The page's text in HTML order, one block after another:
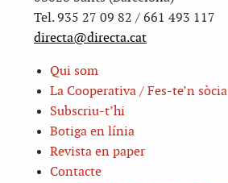
Tel. 935 27 09 82 / 661 493 117
directa@directa.cat
Qui som
La Cooperativa / Fes-te’n sòcia
Subscriu-t’hi
Botiga en línia
Revista en paper
Contacte